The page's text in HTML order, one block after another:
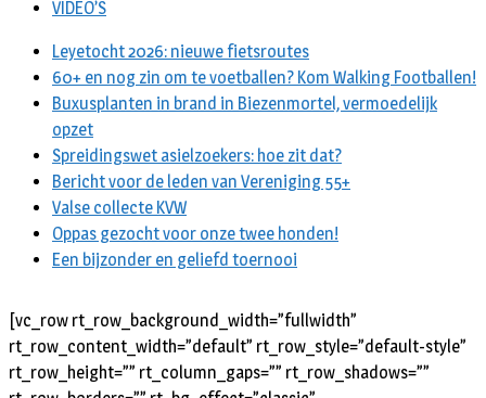
VIDEO’S
Leyetocht 2026: nieuwe fietsroutes
60+ en nog zin om te voetballen? Kom Walking Footballen!
Buxusplanten in brand in Biezenmortel, vermoedelijk
opzet
Spreidingswet asielzoekers: hoe zit dat?
Bericht voor de leden van Vereniging 55+
Valse collecte KVW
Oppas gezocht voor onze twee honden!
Een bijzonder en geliefd toernooi
[vc_row rt_row_background_width=”fullwidth”
rt_row_content_width=”default” rt_row_style=”default-style”
rt_row_height=”” rt_column_gaps=”” rt_row_shadows=””